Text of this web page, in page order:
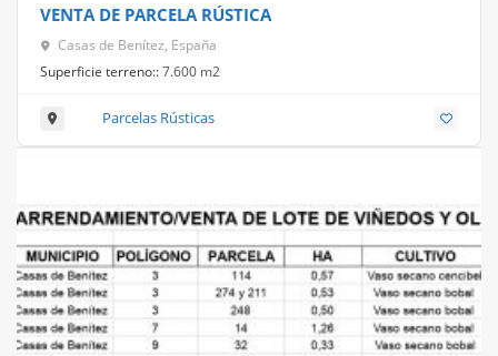
VENTA DE PARCELA RÚSTICA
Casas de Benítez, España
Superficie terreno::7.600 m2
Parcelas Rústicas